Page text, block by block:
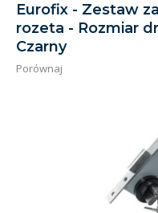
Eurofix - Zestaw
rozeta - Rozmiar
Czarny
Porównaj